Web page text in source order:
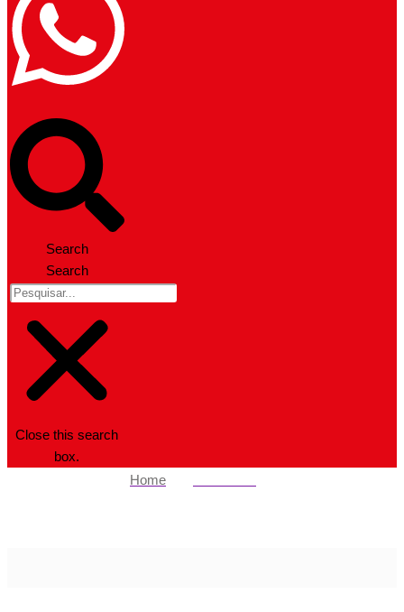
Search
Search
Close this search
box.
Home